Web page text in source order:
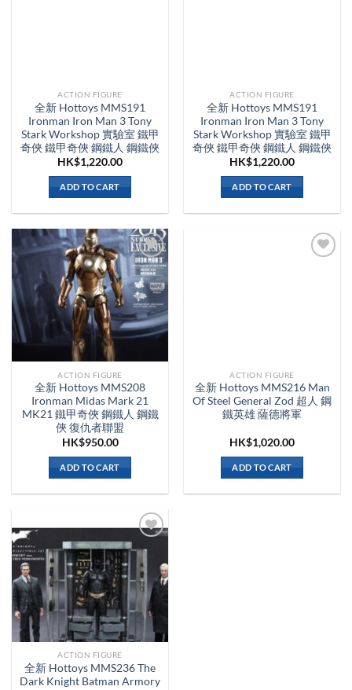
ACTION FIGURE
全新 Hottoys MMS191
Ironman Iron Man 3 Tony
Stark Workshop 實驗室 鐵甲
奇俠 鐵甲奇俠 鋼鐵人 鋼鐵俠
HK$1,220.00
ADD TO CART
ACTION FIGURE
全新 Hottoys MMS191
Ironman Iron Man 3 Tony
Stark Workshop 實驗室 鐵甲
奇俠 鐵甲奇俠 鋼鐵人 鋼鐵俠
HK$1,220.00
ADD TO CART
ACTION FIGURE
全新 Hottoys MMS208
Ironman Midas Mark 21
MK21 鐵甲奇俠 鋼鐵人 鋼鐵
俠 復仇者聯盟
HK$950.00
ADD TO CART
ACTION FIGURE
全新 Hottoys MMS216 Man
Of Steel General Zod 超人 鋼
鐵英雄 薩德將軍
HK$1,020.00
ADD TO CART
ACTION FIGURE
全新 Hottoys MMS236 The
Dark Knight Batman Armory